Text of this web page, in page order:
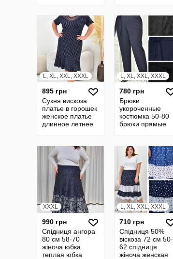
безрукавка 22220
застежке 13886
L, XL, XXL, XXXL
895 грн
Сукня вискоза
платье в горошек
женское платье
длинное летнее
22763
L, XL, XXL, XXXL
780 грн
Брюки
укороченные
костюмка 50-80
брюки прямые
батал 23492
XXXL
990 грн
Спідниця ангора
80 см 58-70
жіноча юбка
теплая юбка
L, XL, XXL, XXXL
710 грн
Спідниця 50%
віскоза 72 см 50-
62 спідниця
жіноча женская